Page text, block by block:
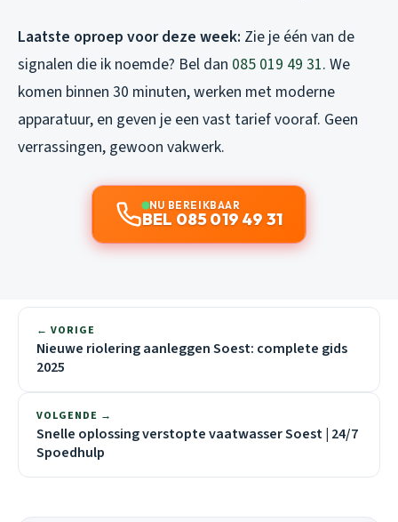
Laatste oproep voor deze week: Zie je één van de
signalen die ik noemde? Bel dan 085 019 49 31. We
komen binnen 30 minuten, werken met moderne
apparatuur, en geven je een vast tarief vooraf. Geen
verrassingen, gewoon vakwerk.
NU BEREIKBAAR
BEL 085 019 49 31
← VORIGE
Nieuwe riolering aanleggen Soest: complete gids
2025
VOLGENDE →
Snelle oplossing verstopte vaatwasser Soest | 24/7
Spoedhulp